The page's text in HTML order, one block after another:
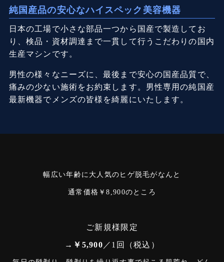
純国産品の安心なハイスペック美容機器
日本の工場で小さな部品一つから国産で製造してお
り、検品・資材調達まで一貫して行うこだわりの国内
生産マシンです。
男性の様々なニーズに、最後まで安心の国産品質で、
痛みの少ない施術をお約束します。男性専用の純国産
最新機器でメンズの皆様を綺麗にいたします。
幅広い年齢に大人気のヒゲ脱毛がなんと
通常価格￥8,900のところ
ご新規様限定
→￥5,900 ／1回（税込）